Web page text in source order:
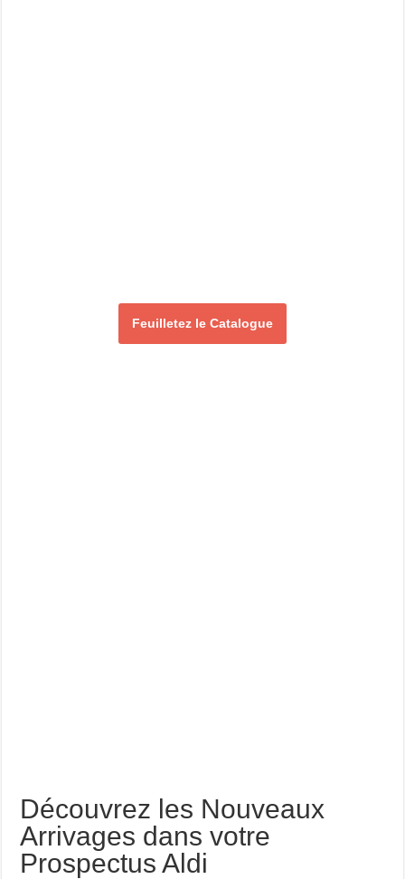
Feuilletez le Catalogue
Découvrez les Nouveaux
Arrivages dans votre
Prospectus Aldi